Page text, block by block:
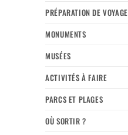
PRÉPARATION DE VOYAGE
MONUMENTS
MUSÉES
ACTIVITÉS À FAIRE
PARCS ET PLAGES
OÙ SORTIR ?